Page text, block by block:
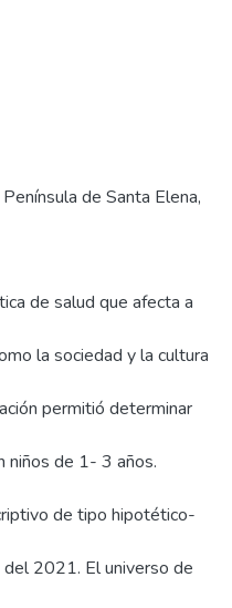
de Santa Elena,
de salud que afecta a
la sociedad y la cultura
permitió determinar
niños de 1- 3 años.
de tipo hipotético-
del 2021. El universo de